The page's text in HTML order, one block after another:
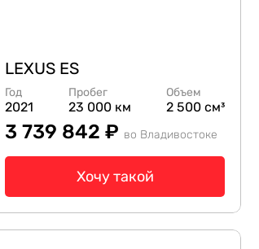
LEXUS ES
Год
2021
Пробег
23 000 км
Объем
2 500 см³
3 739 842 ₽ во Владивостоке
Хочу такой